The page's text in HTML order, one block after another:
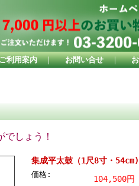
利用案内 ｜ お問い合せ ｜
しょう！
集成平太鼓（1尺8寸・54cm)
価格:
104,500